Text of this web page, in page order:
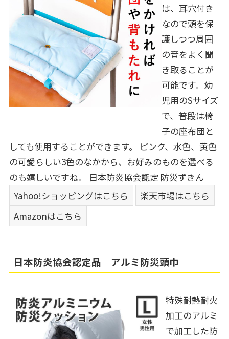
は、耳穴付き
なので頭を保
護しつつ周囲
の音をよく聞
き取ることが
可能です。幼
児用のSサイズ
で、普段は椅
子の座布団と
しても使用することができます。 ピンク、水色、黄色
の可愛らしい3色のなかから、お好みのものを選べる
のも嬉しいですね。
日本防炎協会認定 防災ずきん
Yahoo!ショッピングはこちら
楽天市場はこちら
Amazonはこちら
日本防炎協会認定品 アルミ防災頭巾
特殊耐熱耐火
加工のアルミ
で加工した防